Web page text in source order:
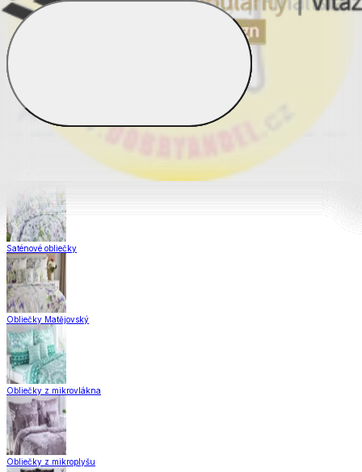
Obliečky Dual Feel®
Obliečky z hladkej bavlny
Saténové obliečky
Obliečky Matějovský
Obliečky z mikrovlákna
Obliečky z mikroplyšu